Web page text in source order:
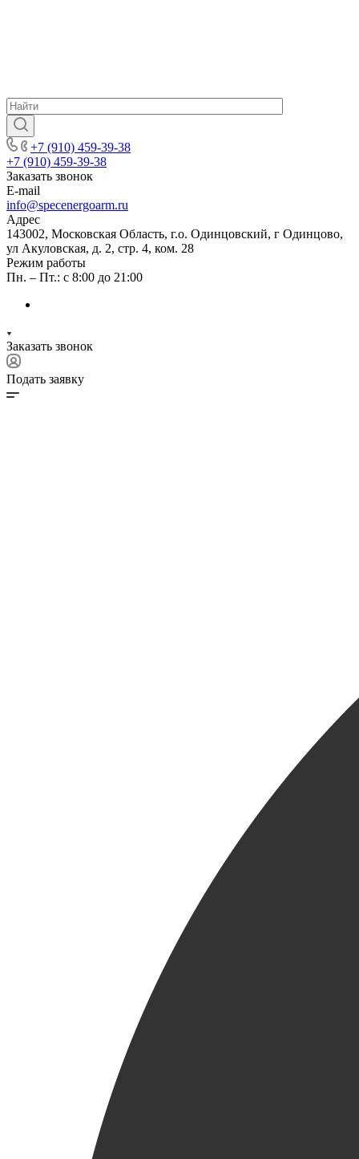
+7 (910) 459-39-38
+7 (910) 459-39-38
Заказать звонок
E-mail
info@specenergoarm.ru
Адрес
143002, Московская Область, г.о. Одинцовский, г Одинцово,
ул Акуловская, д. 2, стр. 4, ком. 28
Режим работы
Пн. – Пт.: с 8:00 до 21:00
Заказать звонок
Подать заявку